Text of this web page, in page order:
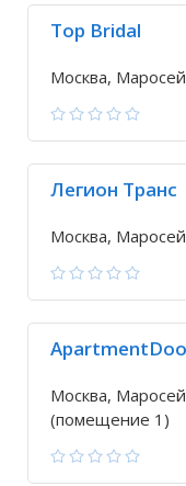
Top Bridal
Москва,
Легион Транс
Москва,
Москва,
(помещение 1)